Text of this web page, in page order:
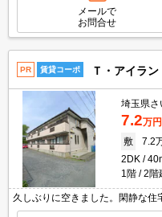
メールで
お問合せ
PR 賃貸コーポ Ｔ・アイラン
埼玉県さ
7.2万円
敷
7.2
2DK
1階
2
久しぶりに空きました。閑静な住
周辺には充実の生活環境。最新